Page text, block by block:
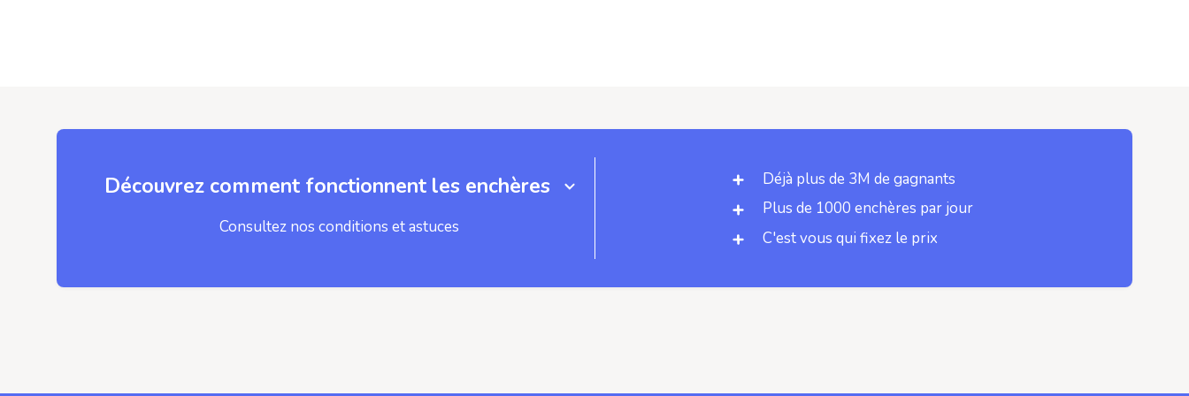
Découvrez comment fonctionnent les enchères
Consultez nos conditions et astuces
Déjà plus de 3M de gagnants
Plus de 1000 enchères par jour
C'est vous qui fixez le prix